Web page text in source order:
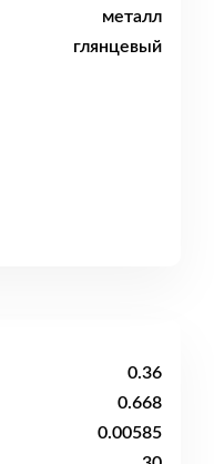
металл
глянцевый
0.36
0.668
0.00585